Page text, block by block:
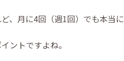
、月に4回（週1回）でも本当に
ントですよね。